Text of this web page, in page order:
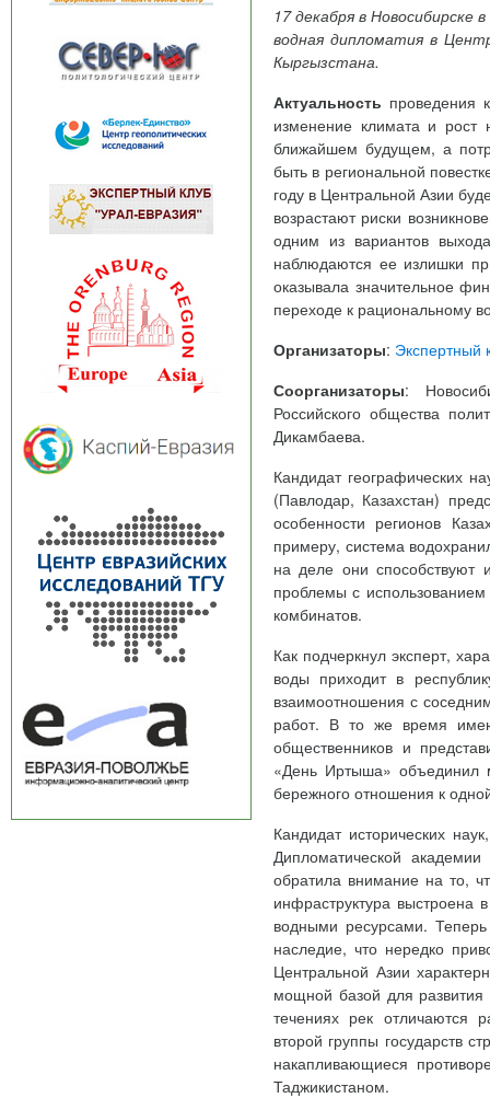
17 декабря в
водная дипломатия в
Кыргызстана.
Актуальность проведения
изменение климата и рост
ближайшем будущем, а
быть в региональной
году в Центральной Азии
возрастают риски
одним из вариантов
наблюдаются ее излишки
оказывала значительное
переходе к рациональному
Организаторы: Экспертный
Соорганизаторы:
Российского общества
Дикамбаева.
Кандидат географических
(Павлодар, Казахстан)
особенности регионов
примеру, система
на деле они способствуют
проблемы с использованием
комбинатов.
Как подчеркнул эксперт,
воды приходит в
взаимоотношения с
работ. В то же время
общественников и
«День Иртыша» объединил
бережного отношения к
Кандидат исторических
Дипломатической
обратила внимание на то,
инфраструктура выстроена
водными ресурсами.
наследие, что нередко
Центральной Азии
мощной базой для
течениях рек отличаются
второй группы государств
накапливающиеся
Таджикистаном.